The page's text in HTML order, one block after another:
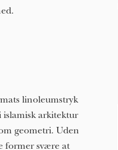
linoleumstryk
islamisk arkitektur
geometri. Uden
former svære at